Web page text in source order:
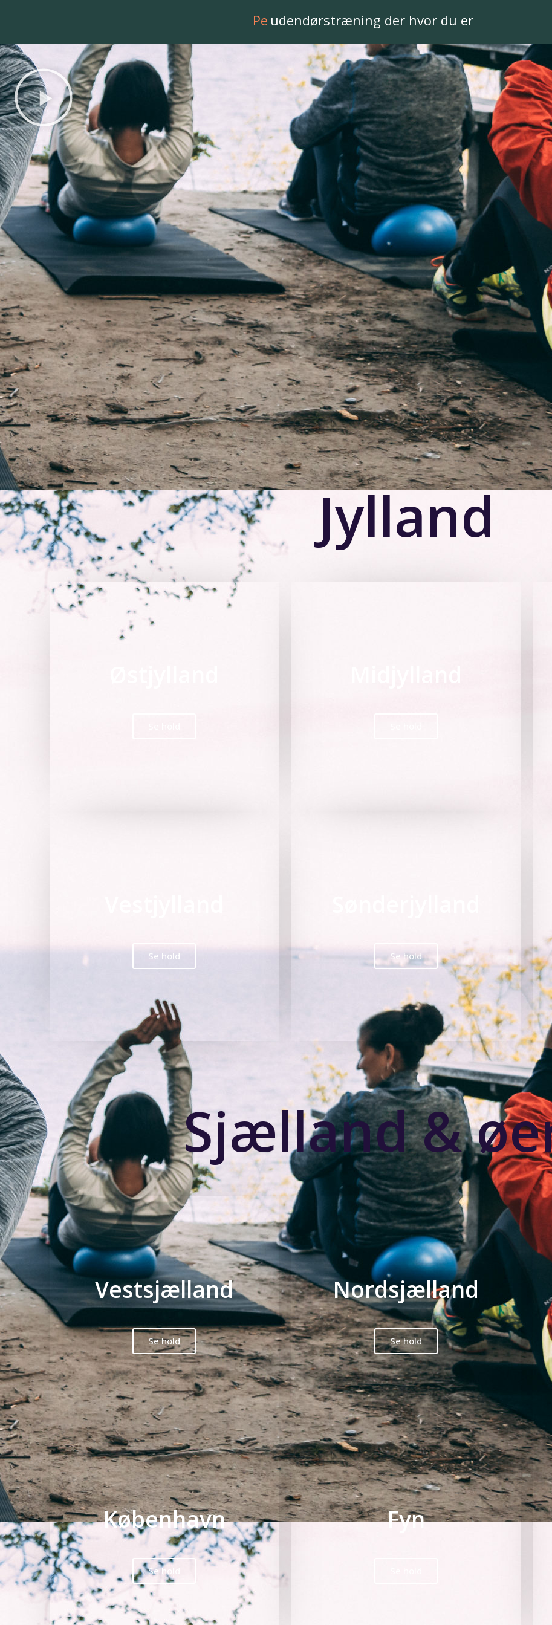
Pudendørstræning der hvor du er
Her får man en god vejledning i
at gøre øvelserne helt rigtigt, så
man får mest muligt ud af sin
træning uden at gøre skade på
sig selv. Jeg er altid i godt humør
når jeg kommer fra træning og
det er aldrig træls at skulle
afsted.
Solveig Rense
Jeg havde inden forløbet
problemer med at løbe pga
smerter fra venstre hofte/balle,
men efter 2 måneders forløb med
styrketræning, er det faktisk
forsvundet og jeg løber nu ca. 15-
20 km om ugen. Jeg tager lige 2
måneder mere!
Rikke Møller Christensen
Jylland
Se hold Se hold
Sjælland &
Vestsjælland
Se hold
København
Se hold
Nordsjælland
Se hold
Fyn